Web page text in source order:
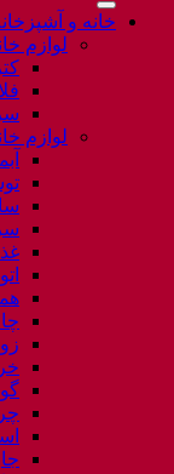
خانه و
لوازم
لوازم